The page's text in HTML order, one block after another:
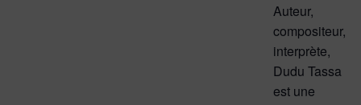
Auteur,
compositeur,
interprète,
Dudu Tassa
est une